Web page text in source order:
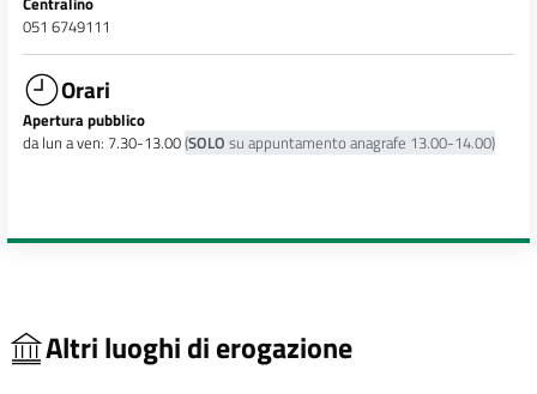
051 6749111
Orari
Apertura pubblico
da lun a ven: 7.30-13.00(SOLO su appuntamento anagrafe 13.00-14.00)
Altri luoghi di erogazione